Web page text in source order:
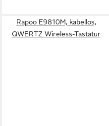
Rapoo E9810M, kabellos,
QWERTZ Wireless-Tastatur